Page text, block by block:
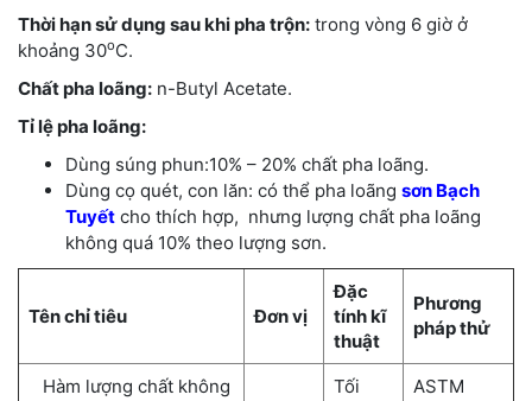
Thời hạn sử dụng sau khi pha trộn: trong vòng 6 giờ ở
khoảng 30oC.
Chất pha loãng: n-Butyl Acetate.
Tỉ lệ pha loãng:
Dùng súng phun:10% – 20% chất pha loãng.
Dùng cọ quét, con lăn: có thể pha loãng sơn Bạch
Tuyết cho thích hợp, nhưng lượng chất pha loãng
không quá 10% theo lượng sơn.
Tên chỉ tiêu Đơn vị
Đặc
tính kĩ
thuật
Phương
pháp thử
Hàm lượng chất không
Tối
ASTM